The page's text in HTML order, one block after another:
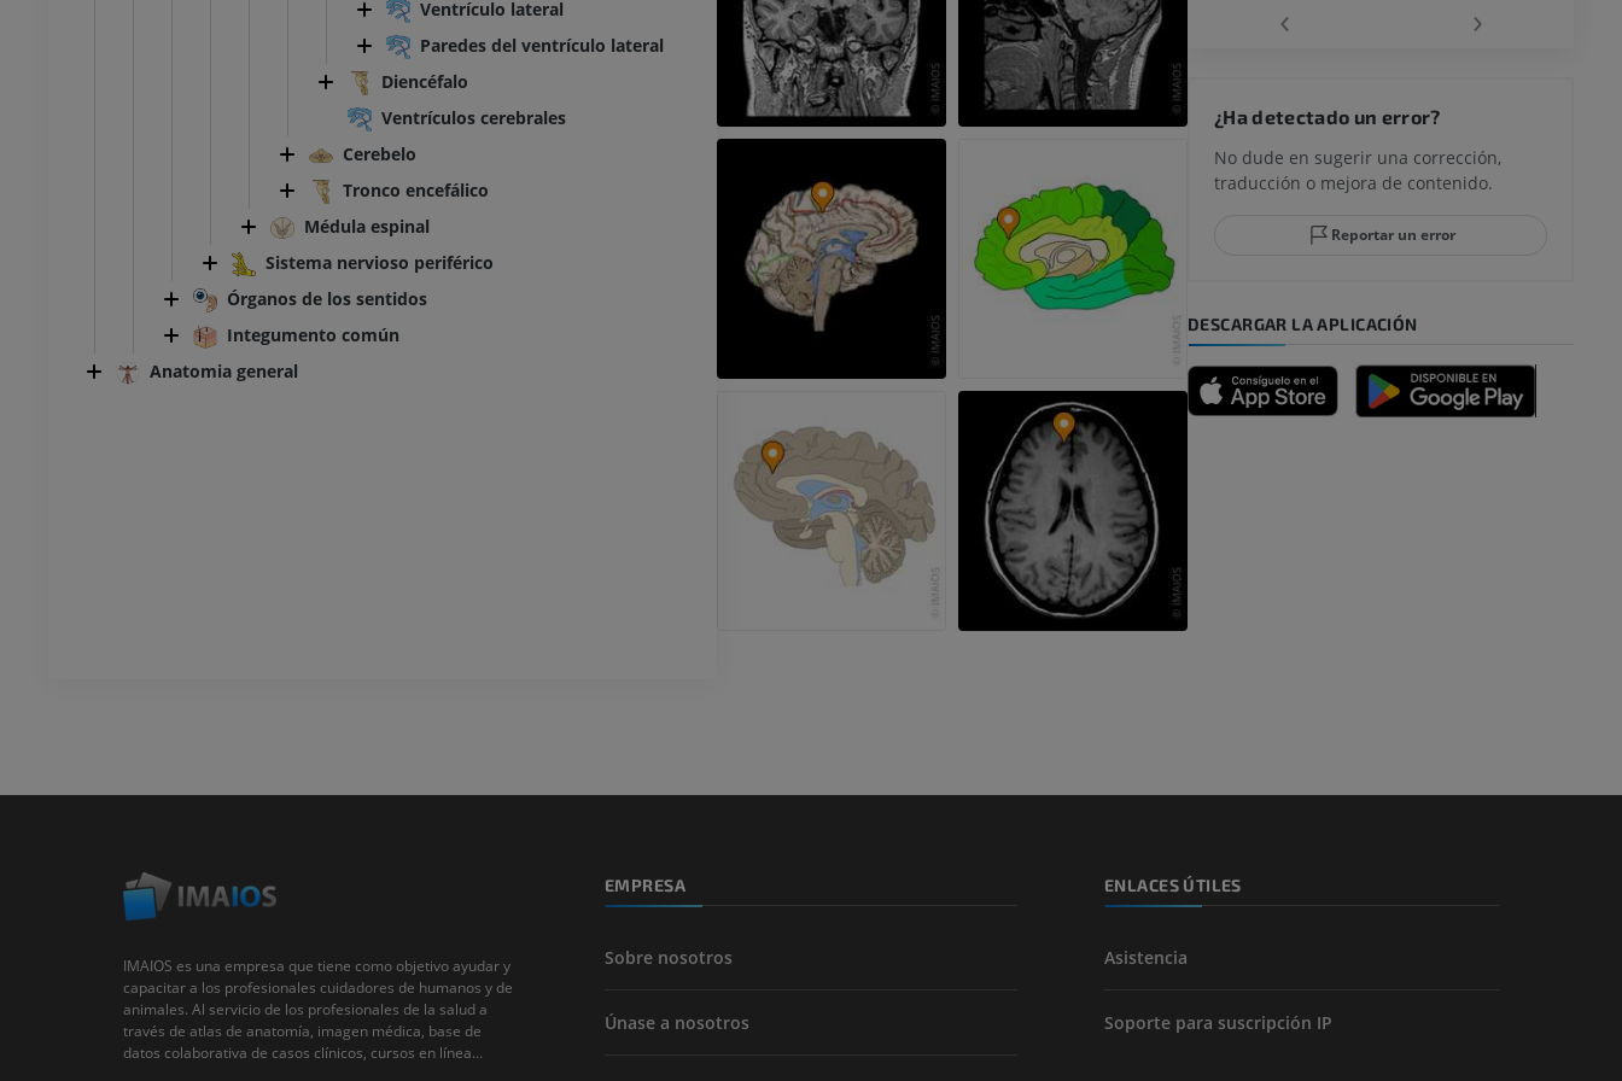
Ventrículo lateral
Paredes del ventrículo lateral
Diencéfalo
Ventrículos cerebrales
Cerebelo
Tronco encefálico
Médula espinal
Sistema nervioso periférico
Órganos de los sentidos
Integumento común
Anatomia general
TC del tobillo y del pie
Radiografías del miembro
Arteriografía de miembro
Visible Human Project
PREMIUM
Artrografía de rodilla
Artrografía TC
PREMIUM
IRM del tobillo y retropié
IRM
PREMIUM
Antepié RM
ATC de la extremidad
inferior
TAC
PREMIUM
Pierna (arterias y huesos)
GRATIS
‹ ›
¿Ha detectado un error?
No dude en sugerir una corrección,
traducción o mejora de contenido.
Reportar un error
DESCARGAR LA APLICACIÓN
IMAIOS es una empresa que tiene como objetivo ayudar y
capacitar a los profesionales cuidadores de humanos y de
animales. Al servicio de los profesionales de la salud a
través de atlas de anatomía, imagen médica, base de
datos colaborativa de casos clínicos, cursos en línea...
EMPRESA
Sobre nosotros
Únase a nosotros
ENLACES ÚTILES
Asistencia
Soporte para suscripción IP